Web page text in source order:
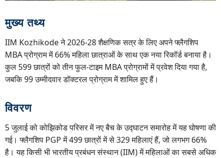
मुख्य तथ्य
IIM Kozhikode ने 2026-28 शैक्षणिक सत्र के लिए अपने फ्लैगशिप
MBA प्रोग्राम में 66% महिला छात्राओं के साथ एक नया रिकॉर्ड बनाया है।
कुल 599 छात्रों को तीन फुल-टाइम MBA प्रोग्रामों में प्रवेश दिया गया है,
जबकि 99 उम्मीदवार डॉक्टरल प्रोग्राम में शामिल हुए हैं।
विवरण
5 जुलाई को कोझिकोड परिसर में नए बैच के उद्घाटन समारोह में यह घोषणा की
गई। फ्लैगशिप PGP में 499 छात्रों में से 329 महिलाएं हैं, जो लगभग 66%
है। यह किसी भी भारतीय प्रबंधन संस्थान (IIM) में महिलाओं का सबसे अधिक